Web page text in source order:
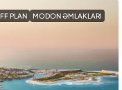
PLAN MODON ƏMLAKLARI